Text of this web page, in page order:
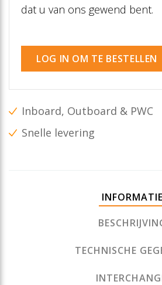
dat u van ons gewend bent.
LOG IN OM TE BESTELLEN
Inboard, Outboard & PWC
Snelle levering
INFORMATIE
TECHNISCHE